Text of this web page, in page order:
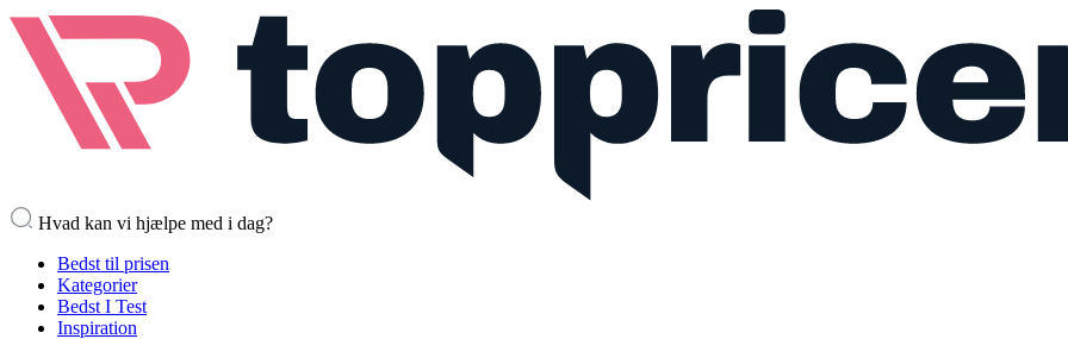
Hvad kan vi hjælpe med i dag?
Bedst til prisen
Kategorier
Bedst I Test
Inspiration